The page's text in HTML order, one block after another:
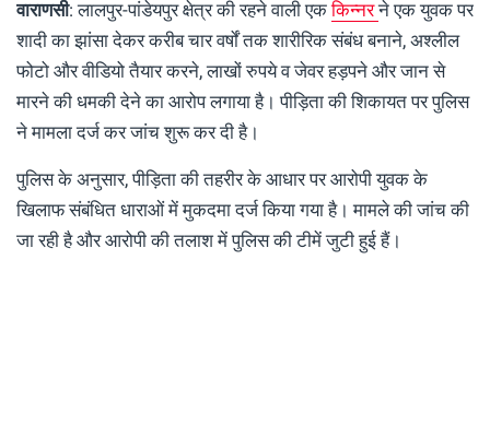
वाराणसी: लालपुर-पांडेयपुर क्षेत्र की रहने वाली एककिन्नरने एक युवक पर
शादी का झांसा देकर करीब चार वर्षों तक शारीरिक संबंध बनाने, अश्लील
फोटो और वीडियो तैयार करने, लाखों रुपये व जेवर हड़पने और जान से
मारने की धमकी देने का आरोप लगाया है। पीड़िता की शिकायत पर पुलिस
ने मामला दर्ज कर जांच शुरू कर दी है।
पुलिस के अनुसार, पीड़िता की तहरीर के आधार पर आरोपी युवक के
खिलाफ संबंधित धाराओं में मुकदमा दर्ज किया गया है। मामले की जांच की
जा रही है और आरोपी की तलाश में पुलिस की टीमें जुटी हुई हैं।